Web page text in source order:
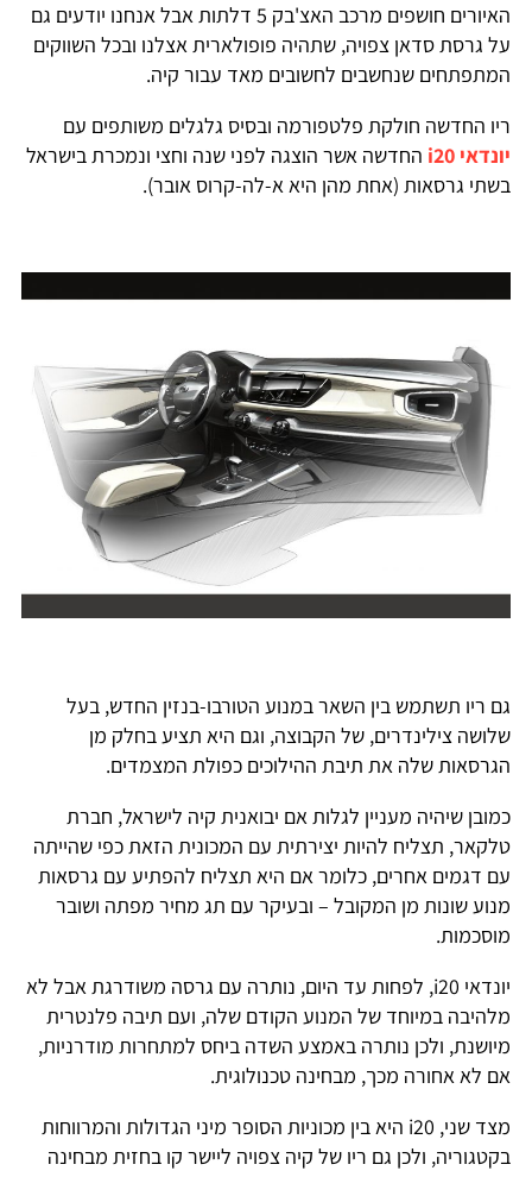
האיורים חושפים מרכב האצ'בק 5 דלתות אבל אנחנו יודעים גם
על גרסת סדאן צפויה, שתהיה פופולארית אצלנו ובכל השווקים
המתפתחים שנחשבים לחשובים מאד עבור קיה.
ריו החדשה חולקת פלטפורמה ובסיס גלגלים משותפים עם
יונדאי i20
החדשה אשר הוצגה לפני שנה וחצי ונמכרת בישראל
בשתי גרסאות (אחת מהן היא א-לה-קרוס אובר).
גם ריו תשתמש בין השאר במנוע הטורבו-בנזין החדש, בעל
שלושה צילינדרים, של הקבוצה, וגם היא תציע בחלק מן
הגרסאות שלה את תיבת ההילוכים כפולת המצמדים.
כמובן שיהיה מעניין לגלות אם יבואנית קיה לישראל, חברת
טלקאר, תצליח להיות יצירתית עם המכונית הזאת כפי שהייתה
עם דגמים אחרים, כלומר אם היא תצליח להפתיע עם גרסאות
מנוע שונות מן המקובל – ובעיקר עם תג מחיר מפתה ושובר
מוסכמות.
יונדאי i20, לפחות עד היום, נותרה עם גרסה משודרגת אבל לא
מלהיבה במיוחד של המנוע הקודם שלה, ועם תיבה פלנטרית
מיושנת, ולכן נותרה באמצע השדה ביחס למתחרות מודרניות,
אם לא אחורה מכך, מבחינה טכנולוגית.
מצד שני, i20 היא בין מכוניות הסופר מיני הגדולות והמרווחות
בקטגוריה, ולכן גם ריו של קיה צפויה ליישר קו בחזית מבחינה